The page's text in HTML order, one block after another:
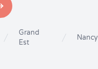
Grand
Est
Nancy